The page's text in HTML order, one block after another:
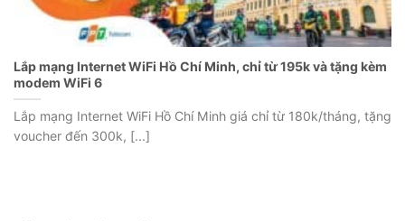
Lắp mạng Internet WiFi Hồ Chí Minh, chỉ từ 195k và tặng kèm
modem WiFi 6
Lắp mạng Internet WiFi Hồ Chí Minh giá chỉ từ 180k/tháng, tặng
voucher đến 300k, [...]